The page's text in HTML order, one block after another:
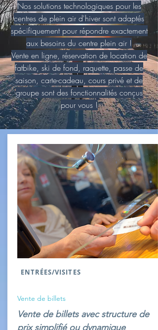
Nos solutions technologiques pour les
centres de plein air d'hiver sont adaptés
spécifiquement pour répondre exactement
aux besoins du centre plein air !
Vente en ligne, réservation de location de
fatbike, ski de fond, raquette, passe de
saison, carte-cadeau, cours privé et de
groupe sont des fonctionnalités conçus
pour vous !
ENTRÉES/VISITES
Vente de billets
Vente de billets avec structure de
prix simplifié ou dynamique